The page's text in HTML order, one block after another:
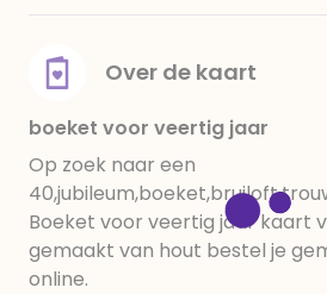
Over de kaart
boeket voor veertig jaar
Op zoek naar een
Boeket voor veertig jaar kaart
gemaakt van hout bestel je
online.